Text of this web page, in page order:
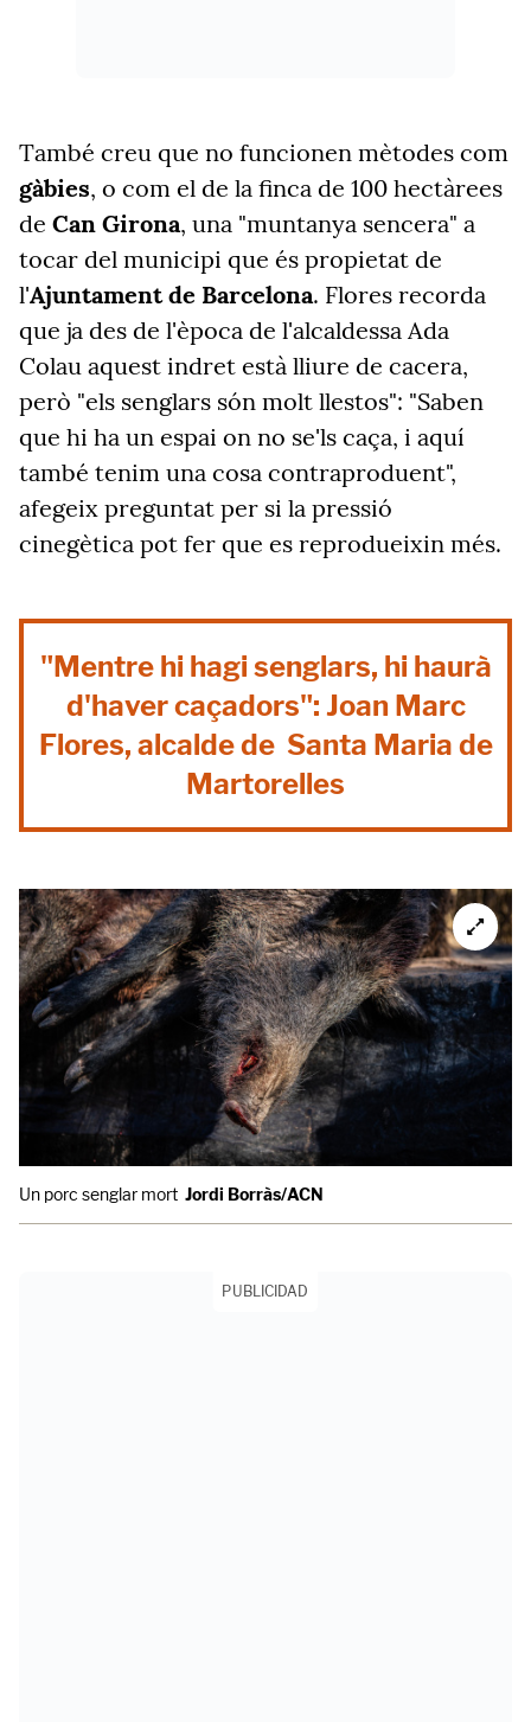
També creu que no funcionen mètodes com
gàbies, o com el de la finca de 100 hectàrees
de Can Girona, una "muntanya sencera" a
tocar del municipi que és propietat de
l'Ajuntament de Barcelona. Flores recorda
que ja des de l'època de l'alcaldessa Ada
Colau aquest indret està lliure de cacera,
però "els senglars són molt llestos": "Saben
que hi ha un espai on no se'ls caça, i aquí
també tenim una cosa contraproduent",
afegeix preguntat per si la pressió
cinegètica pot fer que es reprodueixin més.
"Mentre hi hagi senglars, hi haurà
d'haver caçadors": Joan Marc
Flores, alcalde de Santa Maria de
Martorelles
Un porc senglar mort Jordi Borràs/ACN
PUBLICIDAD